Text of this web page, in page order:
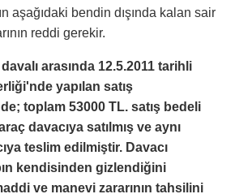
aşağıdaki bendin dışında kalan sair
reddi gerekir.
davalı arasında 12.5.2011 tarihli
yapılan satış
toplam 53000 TL. satış bedeli
davacıya satılmış ve aynı
teslim edilmiştir. Davacı
kendisinden gizlendiğini
ve manevi zararının tahsilini